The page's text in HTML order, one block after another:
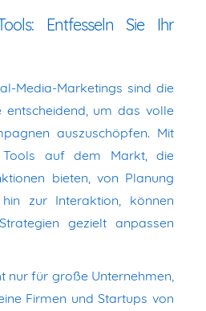
Entfesseln Sie Ihr
Media-Marketings sind die
entscheidend, um das volle
auszuschöpfen. Mit
auf dem Markt, die
bieten, von Planung
zur Interaktion, können
gezielt anpassen
nur für große Unternehmen,
Firmen und Startups von